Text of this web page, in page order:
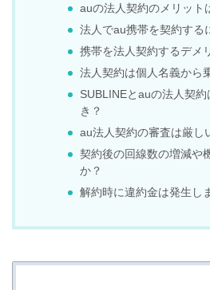
auの法人契約のメリット
法人でau携帯を契約する
携帯を法人契約するデメ
法人契約は個人名義から
SUBLINEとauの法人契
き？
au法人契約の審査は厳し
契約後の回線数の増減や
か？
解約時に違約金は発生し